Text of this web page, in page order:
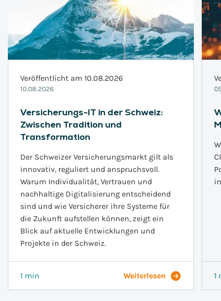
Veröffentlicht am 10.08.2026
10.08.2026
Versicherungs-IT in der Schweiz:
Zwischen Tradition und
Transformation
Der Schweizer Versicherungsmarkt gilt als
innovativ, reguliert und anspruchsvoll.
Warum Individualität, Vertrauen und
nachhaltige Digitalisierung entscheidend
sind und wie Versicherer ihre Systeme für
die Zukunft aufstellen können, zeigt ein
Blick auf aktuelle Entwicklungen und
Projekte in der Schweiz.
1 min Weiterlesen 1